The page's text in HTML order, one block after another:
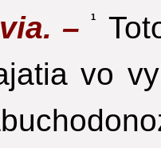
–
1
vo